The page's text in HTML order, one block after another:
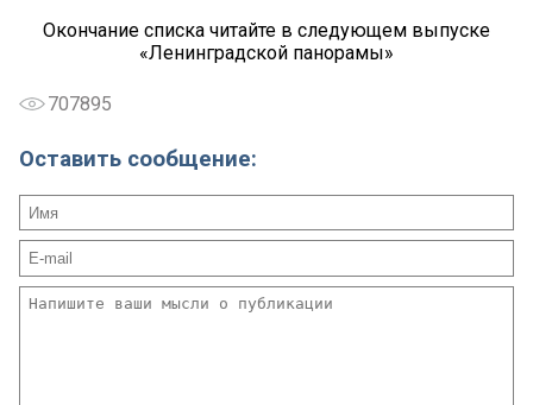
Окончание списка читайте в следующем выпуске
«Ленинградской панорамы»
707895
Оставить сообщение: